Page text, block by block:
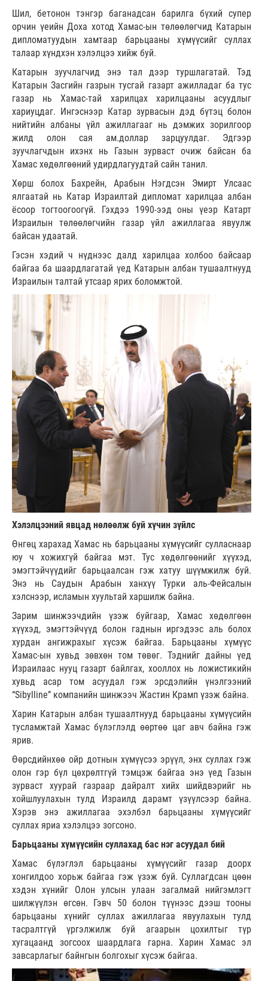
Шил, бетонон тэнгэр баганадсан барилга бүхий супер
орчин үеийн Доха хотод Хамас-ын төлөөлөгчид Катарын
дипломатуудын хамтаар барьцааны хүмүүсийг суллах
талаар хүндхэн хэлэлцээ хийж буй.
Катарын зуучлагчид энэ тал дээр туршлагатай. Тэд
Катарын Засгийн газрын тусгай газарт ажилладаг ба тус
газар нь Хамас-тай харилцах харилцааны асуудлыг
хариуцдаг. Ингэснээр Катар зурвасын дэд бүтэц болон
нийтийн албаны үйл ажиллагааг нь дэмжих зорилгоор
жилд олон сая ам.доллар зарцуулдаг. Эдгээр
зуучлагчдын ихэнх нь Газын зурваст очиж байсан ба
Хамас хөдөлгөөний удирдлагуудтай сайн танил.
Хөрш болох Бахрейн, Арабын Нэгдсэн Эмирт Улсаас
ялгаатай нь Катар Израилтай дипломат харилцаа албан
ёсоор тогтоогоогүй. Гэхдээ 1990-ээд оны үеэр Катарт
Израилын төлөөлөгчийн газар үйл ажиллагаа явуулж
байсан удаатай.
Гэсэн хэдий ч нүднээс далд харилцаа холбоо байсаар
байгаа ба шаардлагатай үед Катарын албан тушаалтнууд
Израилын талтай утсаар ярих боломжтой.
Хэлэлцээний явцад нөлөөлж буй хүчин зүйлс
Өнгөц харахад Хамас нь барьцааны хүмүүсийг сулласнаар
юу ч хожихгүй байгаа мэт. Тус хөдөлгөөнийг хүүхэд,
эмэгтэйчүүдийг барьцаалсан гэж хатуу шүүмжилж буй.
Энэ нь Саудын Арабын ханхүү Турки аль-Фейсалын
хэлснээр, исламын хуультай харшилж байна.
Зарим шинжээчдийн үзэж буйгаар, Хамас хөдөлгөөн
хүүхэд, эмэгтэйчүүд болон гаднын иргэдээс аль болох
хурдан ангижрахыг хүсэж байгаа. Барьцааны хүмүүс
Хамас-ын хувьд зөвхөн том төвөг. Тэднийг дайны үед
Израилаас нууц газарт байлгах, хооллох нь ложистикийн
хувьд асар том асуудал гэж эрсдэлийн үнэлгээний
“Sibylline” компанийн шинжээч Жастин Крамп үзэж байна.
Харин Катарын албан тушаалтнууд барьцааны хүмүүсийн
тусламжтай Хамас бүлэглэлд өөртөө цаг авч байна гэж
ярив.
Өөрсдийнхөө ойр дотнын хүмүүсээ эрүүл, энх суллах гэж
олон гэр бүл цөхрөлтгүй тэмцэж байгаа энэ үед Газын
зурваст хуурай газраар дайралт хийх шийдвэрийг нь
хойшлуулахын тулд Израилд дарамт үзүүлсээр байна.
Хэрэв энэ ажиллагаа эхэлбэл барьцааны хүмүүсийг
суллах яриа хэлэлцээ зогсоно.
Барьцааны хүмүүсийн суллахад бас нэг асуудал бий
Хамас бүлэглэл барьцааны хүмүүсийг газар доорх
хонгилдоо хорьж байгаа гэж үзэж буй. Суллагдсан цөөн
хэдэн хүнийг Олон улсын улаан загалмай нийгэмлэгт
шилжүүлэн өгсөн. Гэвч 50 болон түүнээс дээш тооны
барьцааны хүнийг суллах ажиллагаа явуулахын тулд
тасралтгүй үргэлжилж буй агаарын цохилтыг түр
хугацаанд зогсоох шаардлага гарна. Харин Хамас эл
завсарлагыг байнгын болгохыг хүсэж байгаа.